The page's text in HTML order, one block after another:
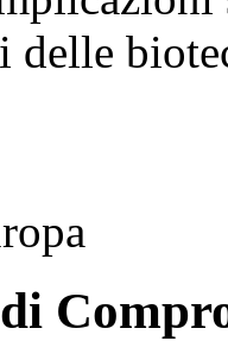
delle